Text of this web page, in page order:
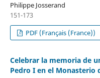
Philippe Josserand
151-173
PDF (Français (France))
Celebrar la memoria de
Pedro I en el Monasterio